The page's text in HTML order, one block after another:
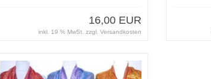
16,00 EUR
inkl. 19 % MwSt. zzgl.Versandkosten